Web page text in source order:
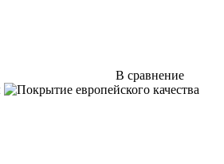
В сравнение